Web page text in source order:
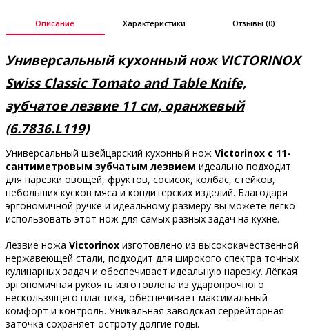
Описание Характеристики Отзывы (0)
Универсальный кухонный нож VICTORINOX
Swiss Classic Tomato and Table Knife,
зубчатое лезвие 11 см, оранжевый
(6.7836.L119)
Универсальный швейцарский кухонный нож Victorinox с 11-
сантиметровым зубчатым лезвием идеально подходит
для нарезки овощей, фруктов, сосисок, колбас, стейков,
небольших кусков мяса и кондитерских изделий. Благодаря
эргономичной ручке и идеальному размеру вы можете легко
использовать этот нож для самых разных задач на кухне.
Лезвие ножа Victorinox изготовлено из высококачественной
нержавеющей стали, подходит для широкого спектра точных
кулинарных задач и обеспечивает идеальную нарезку. Лёгкая
эргономичная рукоять изготовлена из ударопрочного
нескользящего пластика, обеспечивает максимальный
комфорт и контроль. Уникальная заводская серрейторная
заточка сохраняет остроту долгие годы.